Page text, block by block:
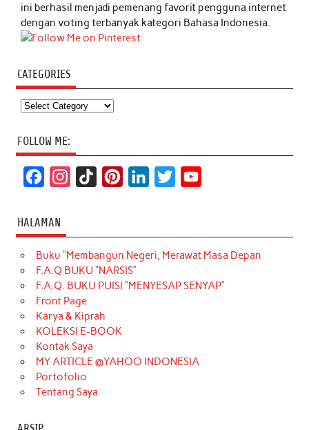
ini berhasil menjadi pemenang favorit pengguna internet
dengan voting terbanyak kategori Bahasa Indonesia.
CATEGORIES
Categories
FOLLOW ME:
c
e
b
o
o
k
t
a
g
r
a
m
T
o
k
t
e
r
k
e
d
t
t
e
T
u
b
HALAMAN
Buku “Membangun Negeri, Merawat Masa Depan
F.A.Q BUKU “NARSIS”
F.A.Q. BUKU PUISI “MENYESAP SENYAP”
Front Page
Karya & Kiprah
KOLEKSI E-BOOK
Kontak Saya
MY ARTICLE @YAHOO INDONESIA
Portofolio
Tentang Saya